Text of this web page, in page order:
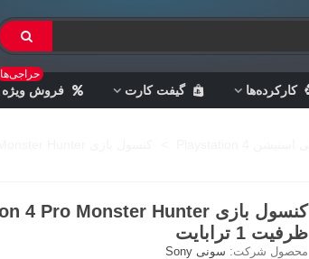
کارکرده‌ها گیفت کارت فروش ویژه
حراجی‌ها
ظرفیت 1 ترابایت
محصول شرکت: سونی Sony